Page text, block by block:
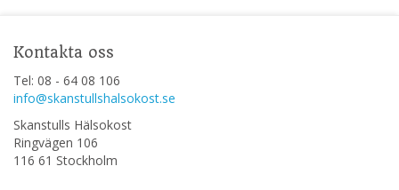
Kontakta oss
Tel: 08 - 64 08 106
info@skanstullshalsokost.se
Skanstulls Hälsokost
Ringvägen 106
116 61 Stockholm